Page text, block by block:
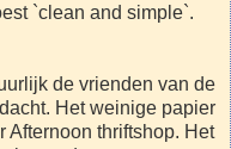
`clean and simple`.
de vrienden van de
Het weinige papier
Afternoon thriftshop. Het